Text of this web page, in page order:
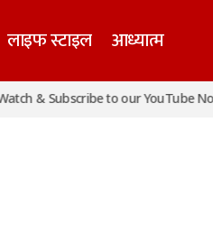
लाइफ स्टाइल आध्यात्म
& Subscribe to our YouTube Now!